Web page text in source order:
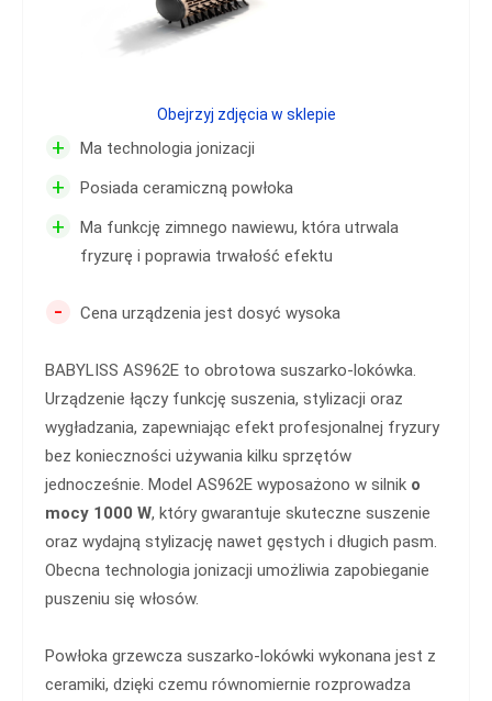
+ Ma technologia jonizacji
+ Posiada ceramiczną powłoka
+
Ma funkcję zimnego nawiewu, która utrwala
fryzurę i poprawia trwałość efektu
- Cena urządzenia jest dosyć wysoka
BABYLISS AS962E to obrotowa suszarko-lokówka.
Urządzenie łączy funkcję suszenia, stylizacji oraz
wygładzania, zapewniając efekt profesjonalnej fryzury
bez konieczności używania kilku sprzętów
jednocześnie. Model AS962E wyposażono w silnik o
mocy 1000 W, który gwarantuje skuteczne suszenie
oraz wydajną stylizację nawet gęstych i długich pasm.
Obecna technologia jonizacji umożliwia zapobieganie
puszeniu się włosów.
Powłoka grzewcza suszarko-lokówki wykonana jest z
ceramiki, dzięki czemu równomiernie rozprowadza
Obejrzyj zdjęcia w sklepie